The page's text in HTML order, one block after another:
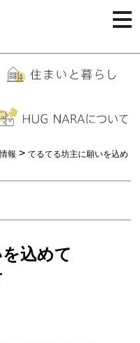
報 > てるてる坊主に願いを込め
を込めて